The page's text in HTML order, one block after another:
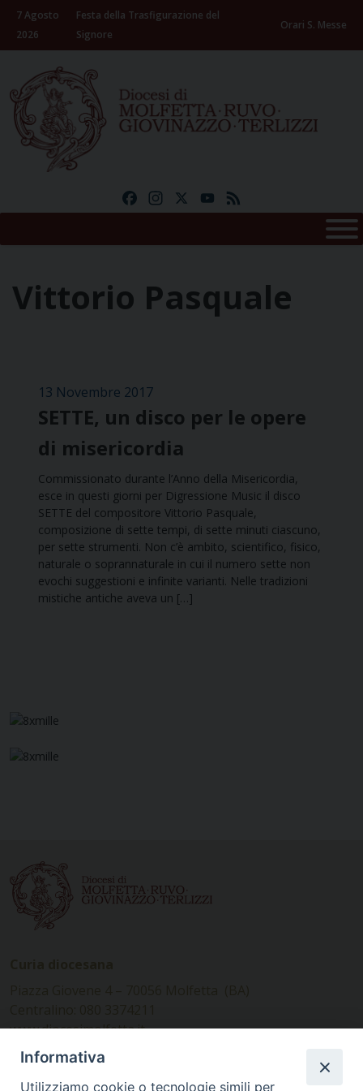
Skip
content
7 Agosto
2026
Festa della Trasfigurazione del
Signore
Orari S. Messe
FacebookInstagramYouTube
Vittorio Pasquale
13 Novembre 2017
SETTE, un disco per le opere
di misericordia
Commissionato durante l’Anno della Misericordia,
esce in questi giorni per Digressione Music il disco
SETTE del compositore Vittorio Pasquale,
composizione di sette tempi, di sette minuti ciascuno,
per sette strumenti. Non c’è ambito, scientifico, fisico,
naturale o soprannaturale in cui il numero sette non
evochi suggestioni e infinite varianti. Nelle tradizioni
mistiche antiche aveva un […]
www.diocesimolfetta.it –
diocesimolfetta@pec.chiesacattolica.it
Informativa
Utilizziamo cookie o tecnologie simili per